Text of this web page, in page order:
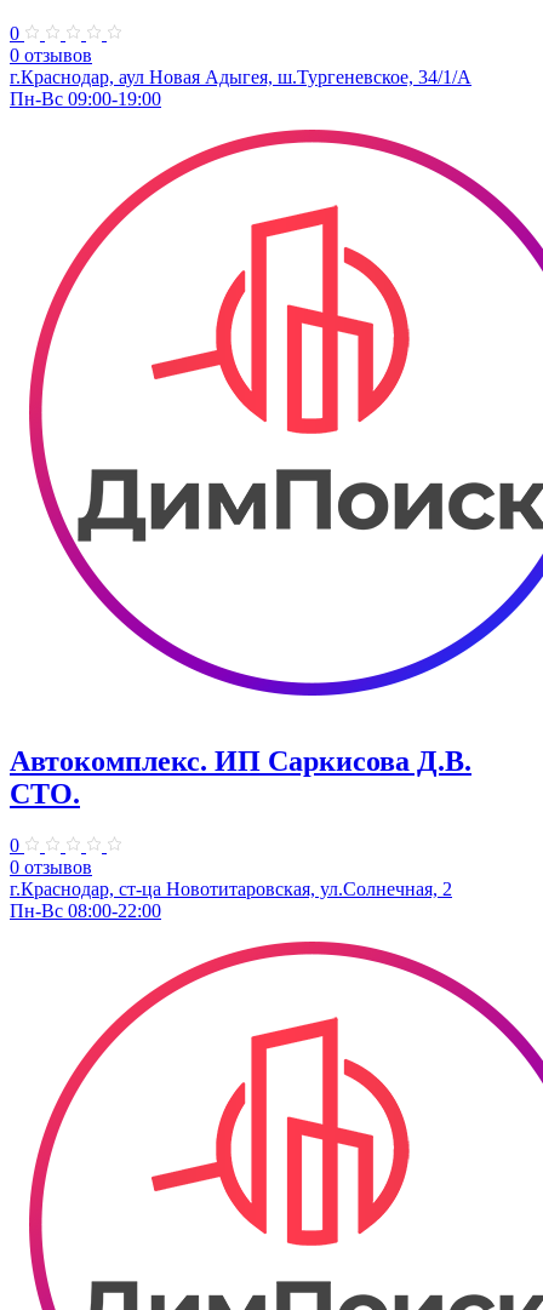
0
0 отзывов
г.Краснодар, аул Новая Адыгея, ш.Тургеневское, 34/1/А
Пн-Вс 09:00-19:00
Автокомплекс. ИП Саркисова Д.В.
СТО.
0
0 отзывов
г.Краснодар, ст-ца Новотитаровская, ул.Солнечная, 2
Пн-Вс 08:00-22:00